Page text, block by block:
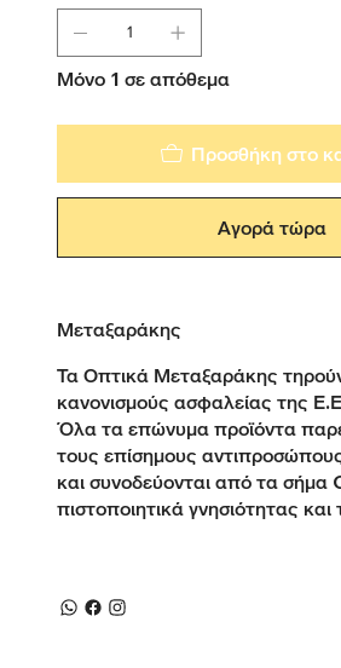
Μόνο 1 σε απόθεμα
Προσθήκη στο
Αγορά τώρα
Μεταξαράκης
Τα Οπτικά Μεταξαράκης
κανονισμούς ασφαλείας της
Όλα τα επώνυμα προϊόντα
τους επίσημους
και συνοδεύονται από τα σήμα
πιστοποιητικά γνησιότητας